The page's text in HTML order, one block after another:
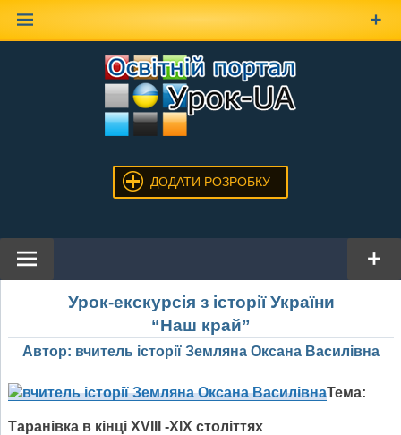
ДОДАТИ РОЗРОБКУ
Урок-екскурсія з історії України
“Наш край”
Автор: вчитель історії Земляна Оксана Василівна
Тема:
Таранівка в кінці ХV ІІІ -ХІХ століттях